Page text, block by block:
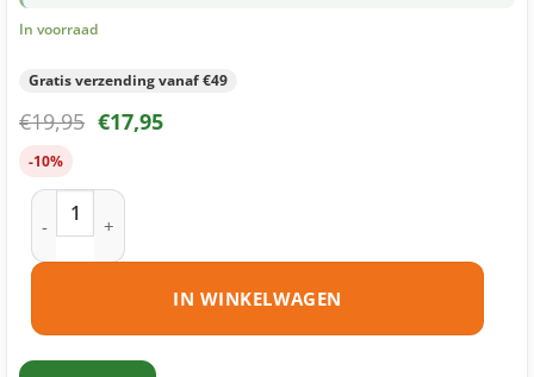
In voorraad
Gratis verzending vanaf €49
€19,95 €17,95
-10%
Canon 703 toner zwart huismerk aantal
IN WINKELWAGEN